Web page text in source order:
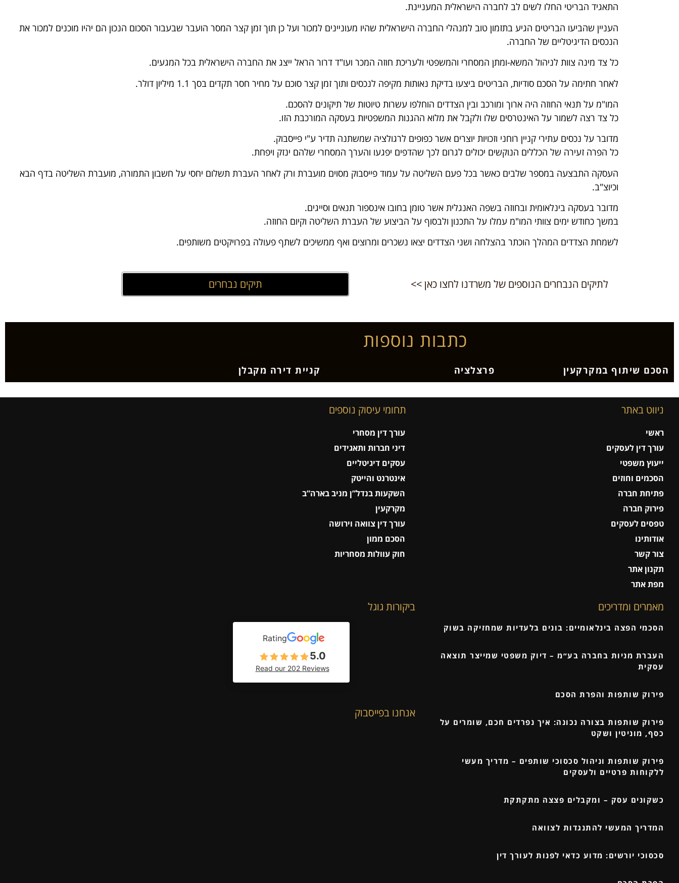
התאגיד הבריטי החלו לשים לב לחברה הישראלית המעניינת.
העניין שהביעו הבריטים הגיע בתזמון טוב למנהלי החברה הישראלית שהיו מעוניינים למכור ועל כן תוך זמן קצר המסר הועבר שבעבור הסכום הנכון הם יהיו מוכנים למכור את
הנכסים הדיגיטליים של החברה.
כל צד מינה צוות לניהול המשא-ומתן המסחרי והמשפטי ולעריכת חוזה המכר ועו"ד דרור הראל ייצג את החברה הישראלית בכל המגעים.
לאחר חתימה על הסכם סודיות, הבריטים ביצעו בדיקת נאותות מקיפה לנכסים ותוך זמן קצר סוכם על מחיר חסר תקדים בסך 1.1 מיליון דולר.
המו"מ על תנאי החוזה היה ארוך ומורכב ובין הצדדים הוחלפו עשרות טיוטות של תיקונים להסכם.
כל צד רצה לשמור על האינטרסים שלו ולקבל את מלוא ההגנות המשפטיות בעסקה המורכבת הזו.
מדובר על נכסים עתירי קניין רוחני וזכויות יוצרים אשר כפופים לרגולציה שמשתנה תדיר ע"י פייסבוק.
כל הפרה זעירה של הכללים הנוקשים יכולים לגרום לכך שהדפים יפגעו והערך המסחרי שלהם ינזק ויפחת.
העסקה התבצעה במספר שלבים כאשר בכל פעם השליטה על עמוד פייסבוק מסוים מועברת ורק לאחר העברת תשלום יחסי על חשבון התמורה, מועברת השליטה בדף הבא
וכיוצ"ב.
מדובר בעסקה בינלאומית ובחוזה בשפה האנגלית אשר טומן בחובו אינספור תנאים וסייגים.
במשך כחודש ימים צוותי המו"מ עמלו על התכנון ולבסוף על הביצוע של העברת השליטה וקיום החוזה.
לשמחת הצדדים המהלך הוכתר בהצלחה ושני הצדדים יצאו נשכרים ומרוצים ואף ממשיכים לשתף פעולה בפרויקטים משותפים.
לתיקים הנבחרים הנוספים של משרדנו לחצו כאן >> תיקים נבחרים
כתבות נוספות
הסכם שיתוף במקרקעין פרצלציה קניית דירה מקבלן
ניווט באתר
ראשי
עורך דין לעסקים
ייעוץ משפטי
הסכמים וחוזים
פתיחת חברה
פירוק חברה
טפסים לעסקים
אודותינו
צור קשר
תקנון אתר
מפת אתר
תחומי עיסוק נוספים
עורך דין מסחרי
דיני חברות ותאגידים
עסקים דיגיטליים
אינטרנט והייטק
השקעות בנדל”ן מניב בארה”ב
מקרקעין
עורך דין צוואה וירושה
הסכם ממון
חוק עוולות מסחריות
מאמרים ומדריכים
הסכמי הפצה בינלאומיים: בונים בלעדיות שמחזיקה בשוק
העברת מניות בחברה בע״מ – דיוק משפטי שמייצר תוצאה
עסקית
פירוק שותפות והפרת הסכם
פירוק שותפות בצורה נכונה: איך נפרדים חכם, שומרים על
כסף, מוניטין ושקט
פירוק שותפות וניהול סכסוכי שותפים – מדריך מעשי
ללקוחות פרטיים ולעסקים
כשקונים עסק – ומקבלים פצצה מתקתקת
המדריך המעשי להתנגדות לצוואה
סכסוכי יורשים: מדוע כדאי לפנות לעורך דין
ביקורות גוגל
Rating
5.0
Read our 202 Reviews
אנחנו בפייסבוק